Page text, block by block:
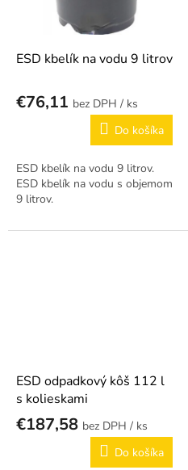
ESD kbelík na vodu 9 litrov
€76,11
/ ks
Do košíka
ESD kbelík na vodu 9 litrov.
ESD kbelík na vodu s objemom
9 litrov.
ESD odpadkový kôš 112 l
s kolieskami
€187,58
/ ks
Do košíka